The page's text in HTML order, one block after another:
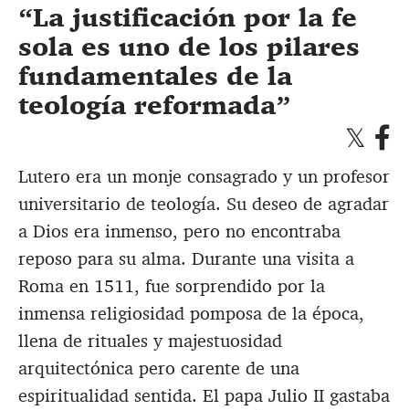
La justificación por la fe
sola es uno de los pilares
fundamentales de la
teología reformada
Lutero era un monje consagrado y un profesor
universitario de teología. Su deseo de agradar
a Dios era inmenso, pero no encontraba
reposo para su alma. Durante una visita a
Roma en 1511, fue sorprendido por la
inmensa religiosidad pomposa de la época,
llena de rituales y majestuosidad
arquitectónica pero carente de una
espiritualidad sentida. El papa Julio II gastaba